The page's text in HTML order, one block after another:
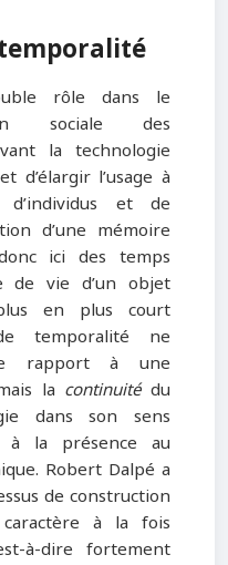
rôle dans le
sociale des
la technologie
d’élargir l’usage à
et de
d’une mémoire
ici des temps
de vie d’un objet
en plus court
temporalité ne
rapport à une
la continuitédu
dans son sens
à la présence au
Robert Dalpé a
de construction
à la fois
à-dire fortement